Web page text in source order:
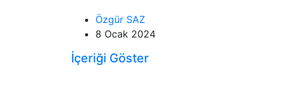
Özgür SAZ
8 Ocak 2024
İçeriği Göster